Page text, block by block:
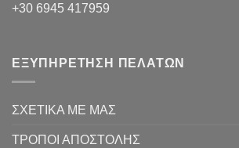
+30 6945 417959
ΕΞΥΠΗΡΕΤΗΣΗ ΠΕΛΑΤΩΝ
ΣΧΕΤΙΚΑ ΜΕ ΜΑΣ
ΤΡΟΠΟΙ ΑΠΟΣΤΟΛΗΣ